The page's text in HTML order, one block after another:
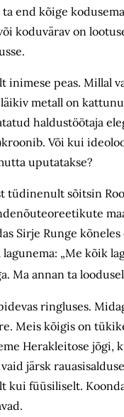
end kõige
koduvärav on
inimese peas.
metall on
haldustöötaja
Või kui
uputatakse?
tüdinenult sõitsin
Sirje Runge
„Me kõik
Ma annan ta
ringluses.
Meis kõigis on
Herakleitose jõgi,
järsk
kui füüsiliselt.